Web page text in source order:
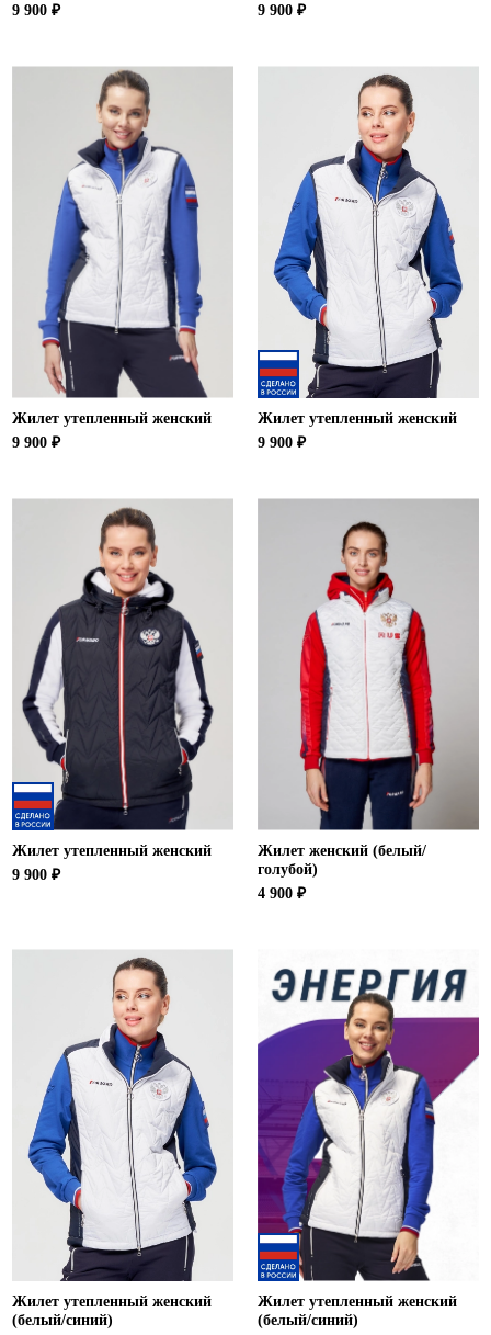
9 900 ₽
9 900 ₽
Жилет утепленный женский
9 900 ₽
Жилет утепленный женский
9 900 ₽
Жилет утепленный женский
9 900 ₽
Жилет женский (белый/
голубой)
4 900 ₽
Жилет утепленный женский
(белый/синий)
Жилет утепленный женский
(белый/синий)